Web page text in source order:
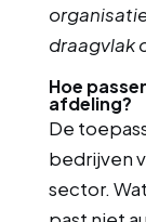
draagvlak
Hoe
afdeling?
De
bedrijven
sector.